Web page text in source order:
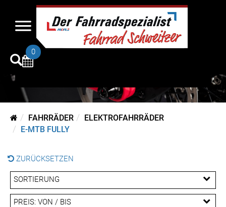
0
FAHRRÄDER
ELEKTROFAHRRÄDER
E-MTB FULLY
ZURÜCKSETZEN
SORTIERUNG
PREIS: VON / BIS